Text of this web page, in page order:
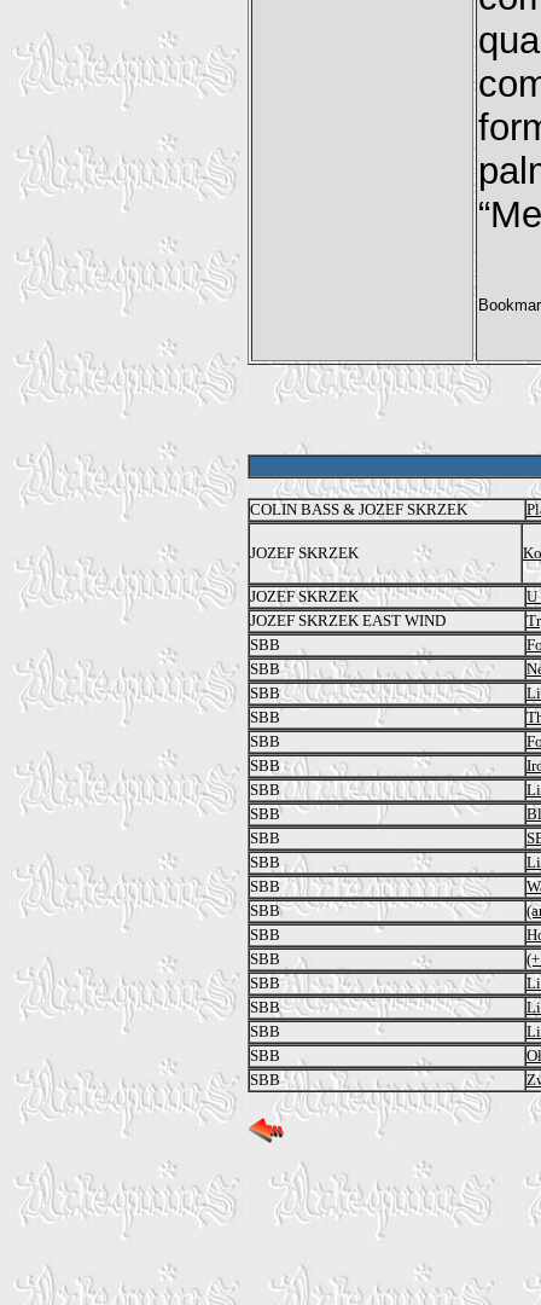
COLIN BASS & JOZEF SKRZEK
JOZEF SKRZEK
JOZEF SKRZEK
U
JOZEF SKRZEK EAST WIND
SBB
SBB
SBB
SBB
SBB
SBB
SBB
SBB
SBB
SBB
SBB
SBB
SBB
SBB
SBB
SBB
SBB
SBB
SBB